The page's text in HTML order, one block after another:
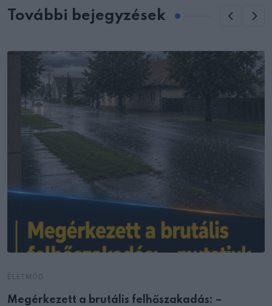
További bejegyzések
Megérkezett a brutális felhőszakadás: –